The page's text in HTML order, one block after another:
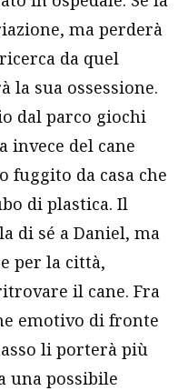
ma perderà
da quel
la sua ossessione.
dal parco giochi
invece del cane
fuggito da casa che
di plastica. Il
di sé a Daniel, ma
per la città,
il cane. Fra
emotivo di fronte
li porterà più
una possibile